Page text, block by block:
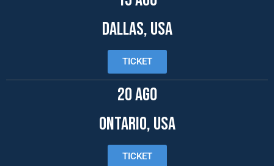
DALLAS, USA
TICKET
20 AGO
ONTARIO, USA
TICKET